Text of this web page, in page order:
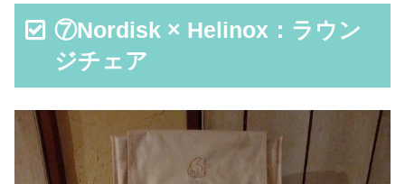
⑦Nordisk × Helinox：ラウン
ジチェア